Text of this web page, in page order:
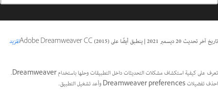
تاريخ آخر تحديث20 ديسمبر 2021 |ينطبق أيضًا على Adobe Dreamweaver CC (2015) المزيد
تعرف على كيفية استكشاف مشكلات التحديثات داخل التطبيقات وحلها باستخدام Dreamweaver.
احذف تفضيلات Dreamweaver preferences وأعد تشغيل التطبيق.